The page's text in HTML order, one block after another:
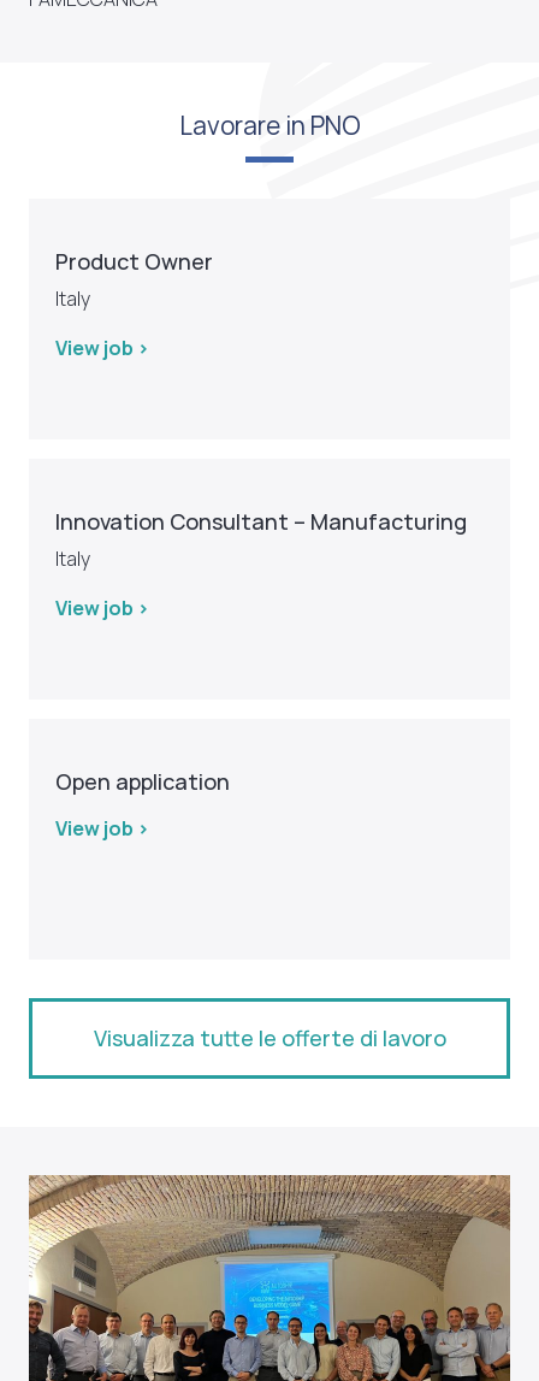
Lavorare in PNO
Product Owner
Italy
View job >
Innovation Consultant – Manufacturing
Italy
View job >
Open application
View job >
Visualizza tutte le offerte di lavoro